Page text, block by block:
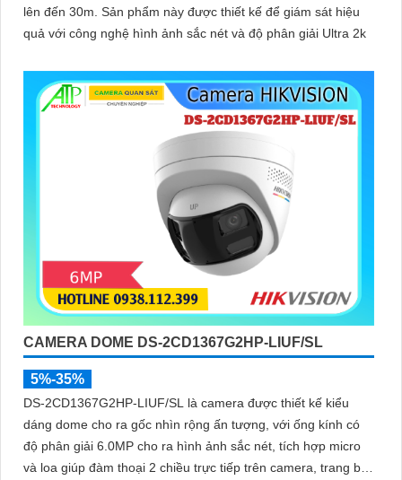
lên đến 30m. Sản phẩm này được thiết kế để giám sát hiệu
quả với công nghệ hình ảnh sắc nét và độ phân giải Ultra 2k
CAMERA DOME DS-2CD1367G2HP-LIUF/SL
5%-35%
DS-2CD1367G2HP-LIUF/SL là camera được thiết kế kiểu
dáng dome cho ra gốc nhìn rộng ấn tượng, với ống kính có
độ phân giải 6.0MP cho ra hình ảnh sắc nét, tích hợp micro
và loa giúp đàm thoại 2 chiều trực tiếp trên camera, trang bị